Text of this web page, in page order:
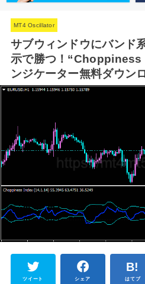
MT4 Oscillator
サブウィンドウにバンド
示で勝つ！“Choppiness
ンジケーター無料ダウン
ツイート シェア はてブ